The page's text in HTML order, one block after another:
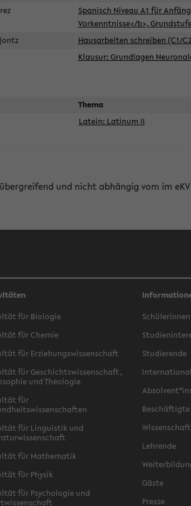
Spanisch Niveau A1 für
Vorkenntnisse</b>,
Hausarbeiten schreiben (C1/
Klausur: Grundlagen
Thema
Latein: Latinum II
und nicht abhängig vom im
für Biologie
für Chemie
für Erziehungswissenschaft
für Geschichtswissenschaft,
und Theologie
für
für Linguistik und
für Mathematik
für Physik
für Psychologie und
Studierende
Beschäftigte
Lehrende
Gäste
Presse